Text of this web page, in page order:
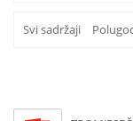
Svi sadržaji